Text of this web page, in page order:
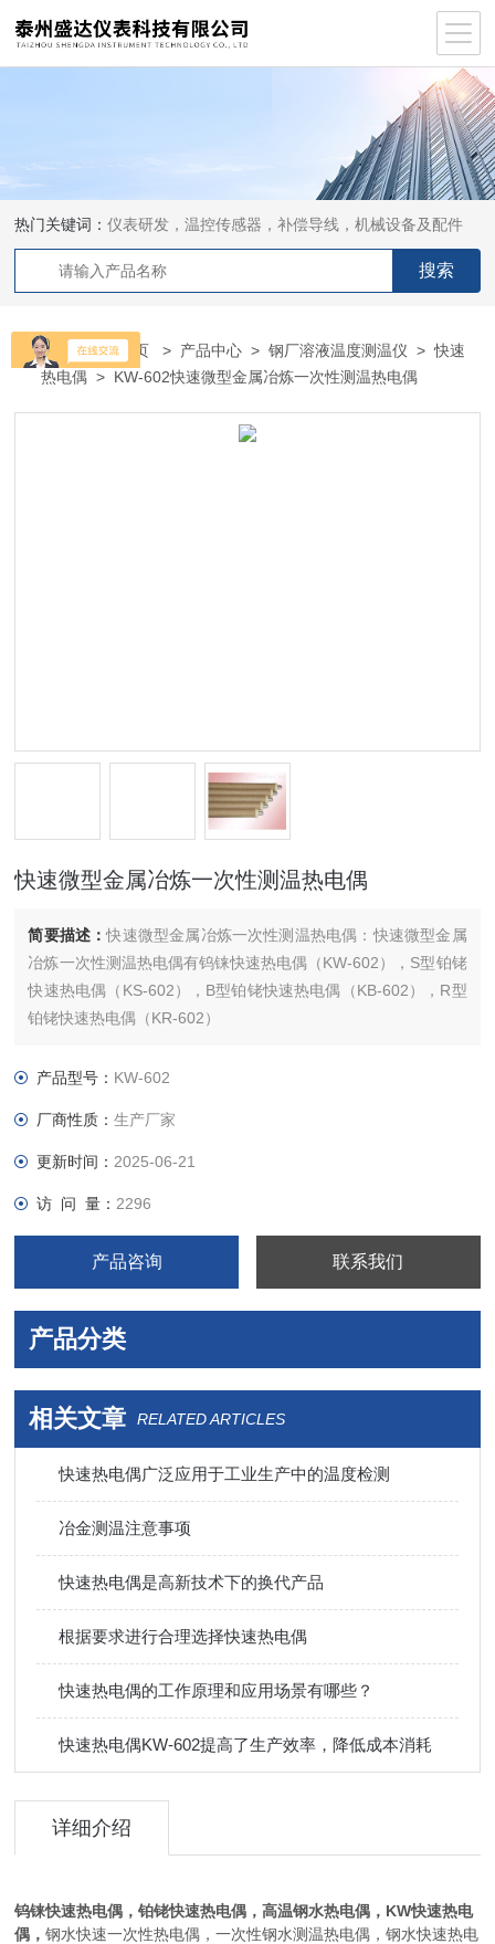
热门关键词：仪表研发，温控传感器，补偿导线，机械设备及配件
当前位置：首页 > 产品中心 >钢厂溶液温度测温仪 >快速
热电偶 > KW-602快速微型金属冶炼一次性测温热电偶
快速微型金属冶炼一次性测温热电偶
简要描述：快速微型金属冶炼一次性测温热电偶：快速微型金属
冶炼一次性测温热电偶有钨铼快速热电偶（KW-602），S型铂铑
快速热电偶（KS-602），B型铂铑快速热电偶（KB-602），R型
铂铑快速热电偶（KR-602）
产品型号： KW-602
厂商性质：生产厂家
更新时间： 2025-06-21
访 问 量： 2296
产品咨询 联系我们
产品分类
相关文章 RELATED ARTICLES
快速热电偶广泛应用于工业生产中的温度检测
冶金测温注意事项
快速热电偶是高新技术下的换代产品
根据要求进行合理选择快速热电偶
快速热电偶的工作原理和应用场景有哪些？
快速热电偶KW-602提高了生产效率，降低成本消耗
详细介绍
钨铼快速热电偶，铂铑快速热电偶，高温钢水热电偶，KW快速热电
偶，钢水快速一次性热电偶，一次性钢水测温热电偶，钢水快速热电